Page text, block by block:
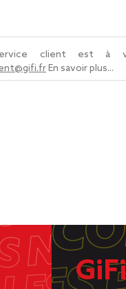
client est à
En savoir plus...
GiFi